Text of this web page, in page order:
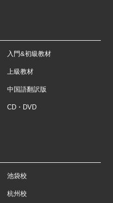
入門&初級教材
上級教材
中国語翻訳版
CD・DVD
池袋校
杭州校